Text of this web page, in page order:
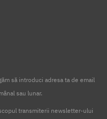
să introduci adresa ta de email
sau lunar.
transmiterii newsletter-ului